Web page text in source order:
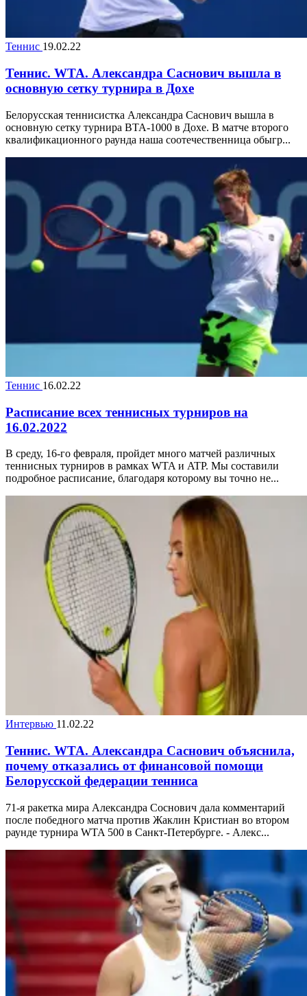
Теннис 19.02.22
Теннис. WTA. Александра Саснович вышла в
основную сетку турнира в Дохе
Белорусская теннисистка Александра Саснович вышла в
основную сетку турнира ВТА-1000 в Дохе. В матче второго
квалификационного раунда наша соотечественница обыгр...
Теннис 16.02.22
Расписание всех теннисных турниров на
16.02.2022
В среду, 16-го февраля, пройдет много матчей различных
теннисных турниров в рамках WTA и ATP. Мы составили
подробное расписание, благодаря которому вы точно не...
Интервью 11.02.22
Теннис. WTA. Александра Саснович объяснила,
почему отказались от финансовой помощи
Белорусской федерации тенниса
71-я ракетка мира Александра Соснович дала комментарий
после победного матча против Жаклин Кристиан во втором
раунде турнира WTA 500 в Санкт-Петербурге. - Алекс...